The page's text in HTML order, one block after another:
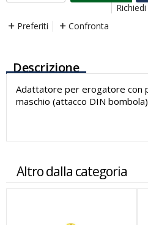
Preferiti Confronta
Descrizione
Adattatore per erogatore con
maschio (attacco DIN bombola)
Altro dalla categoria